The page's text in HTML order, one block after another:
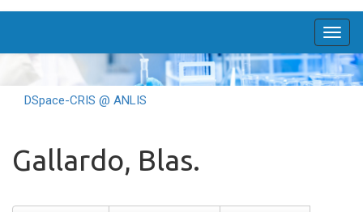
DSpace-CRIS @ ANLIS
Gallardo, Blas.